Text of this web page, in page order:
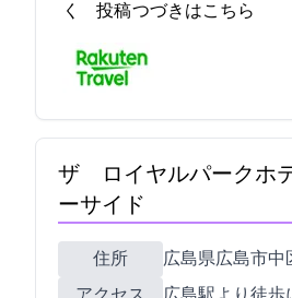
く… 2021-11-12 17:26:24投稿つづきはこちら
ザ ロイヤルパークホ
ーサイド
住所
広島県広島市中区